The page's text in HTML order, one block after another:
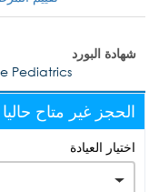
شهادة البورد
Pediatrics
الحجز غير متاح حاليا
اختيار العيادة